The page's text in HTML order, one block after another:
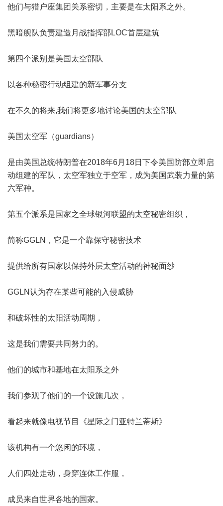
他们与猎户座集团关系密切，主要是在太阳系之外。
黑暗舰队负责建造月战指挥部LOC首层建筑
第四个派别是美国太空部队
以各种秘密行动组建的新军事分支
在不久的将来,我们将更多地讨论美国的太空部队
美国太空军（guardians）
是由美国总统特朗普在2018年6月18日下令美国防部立即启
动组建的军队，太空军独立于空军，成为美国武装力量的第
六军种。
第五个派系是国家之全球银河联盟的太空秘密组织，
简称GGLN，它是一个靠保守秘密技术
提供给所有国家以保持外层太空活动的神秘面纱
GGLN认为存在某些可能的入侵威胁
和破坏性的太阳活动周期，
这是我们需要共同努力的。
他们的城市和基地在太阳系之外
我们参观了他们的一个设施几次，
看起来就像电视节目《星际之门亚特兰蒂斯》
该机构有一个悠闲的环境，
人们四处走动，身穿连体工作服，
成员来自世界各地的国家。